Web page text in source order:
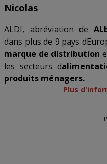
Nicolas
ALDI, abréviation de
dans plus de 9 pays
marque de distribution
les secteurs d
produits ménagers.
Plus